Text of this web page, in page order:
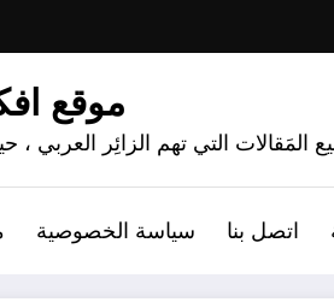
موقع
المَقالات التي تهم الزائِر
اتصل بنا سياسة الخصوصية